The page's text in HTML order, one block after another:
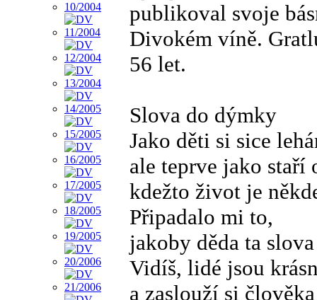
publikoval svoje
Divokém víně.
56 let.
Slova do dýmky
Jako děti si sice
ale teprve jako staří
kdežto život je
Připadalo mi to,
jakoby děda ta
Vidíš, lidé jsou
a zaslouží si